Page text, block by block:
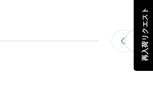
再入荷リクエスト